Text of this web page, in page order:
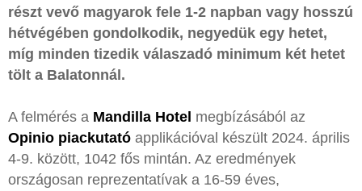
részt vevő magyarok fele 1-2 napban vagy hosszú
hétvégében gondolkodik, negyedük egy hetet,
míg minden tizedik válaszadó minimum két hetet
tölt a Balatonnál.
A felmérés a Mandilla Hotel megbízásából az
Opinio piackutató applikációval készült 2024. április
4-9. között, 1042 fős mintán. Az eredmények
országosan reprezentatívak a 16-59 éves,